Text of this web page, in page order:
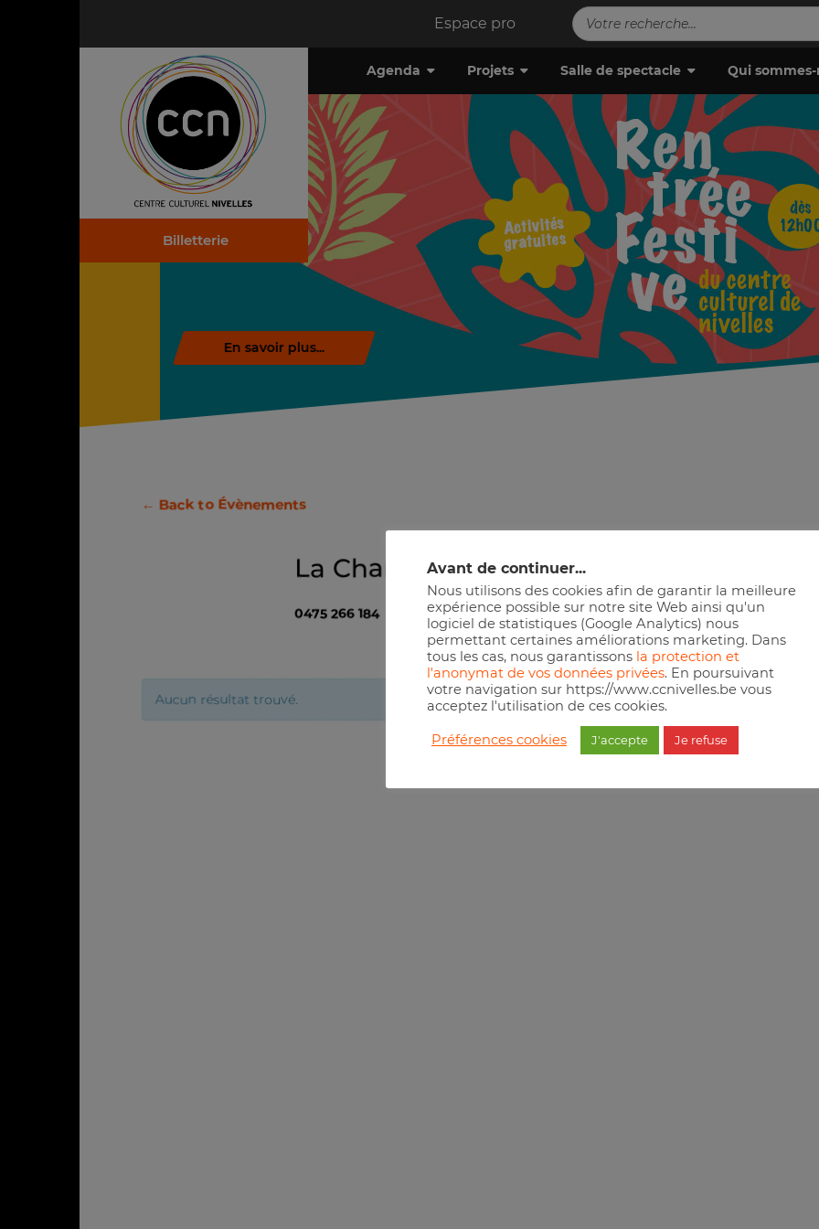
Espace pro
Billetterie
Agenda Projets Salle de spectacle Qui
En savoir plus...
← Back to Évènements
La Chanterelle de Nivelles
0475 266 184 lachanterelle_nivelles@hotmail.com |
Aucun résultat trouvé.
Avant de continuer...
Nous utilisons des cookies afin de garantir la meilleure
expérience possible sur notre site Web ainsi qu'un
logiciel de statistiques (Google Analytics) nous
permettant certaines améliorations marketing. Dans
tous les cas, nous garantissons la protection et
l'anonymat de vos données privées. En poursuivant
votre navigation sur https://www.ccnivelles.be vous
acceptez l'utilisation de ces cookies.
Préférences cookies J'accepte Je refuse